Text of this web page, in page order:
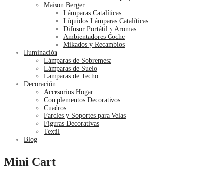
Maison Berger
Lámparas Catalíticas
Líquidos Lámparas Catalíticas
Difusor Portátil y Aromas
Ambientadores Coche
Mikados y Recambios
Iluminación
Lámparas de Sobremesa
Lámparas de Suelo
Lámparas de Techo
Decoración
Accesorios Hogar
Complementos Decorativos
Cuadros
Faroles y Soportes para Velas
Figuras Decorativas
Textil
Blog
Mini Cart